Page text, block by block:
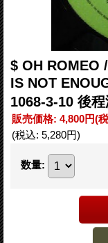
$ OH ROMEO
IS NOT
1068-3-10 後程
販売価格: 4,800円(
(税込: 5,280円)
数量: